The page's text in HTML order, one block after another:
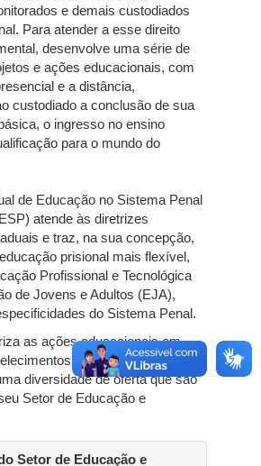
e demais custodiados
Para atender a esse direito
desenvolve uma série de
e ações educacionais, com
e a distância,
custodiado a conclusão de sua
o ingresso no ensino
para o mundo do
de Educação no Sistema Penal
atende às diretrizes
e traz, na sua concepção,
prisional mais flexível,
Profissional e Tecnológica
de Jovens e Adultos (EJA),
do Sistema Penal.
as ações educacionais em
Prisionais
diversidade de oferta que são
Setor de Educação e
Setor de Educação e